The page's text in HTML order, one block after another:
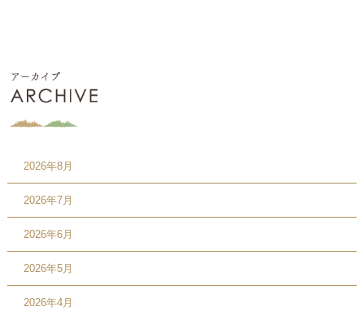
2026年8月
2026年7月
2026年6月
2026年5月
2026年4月